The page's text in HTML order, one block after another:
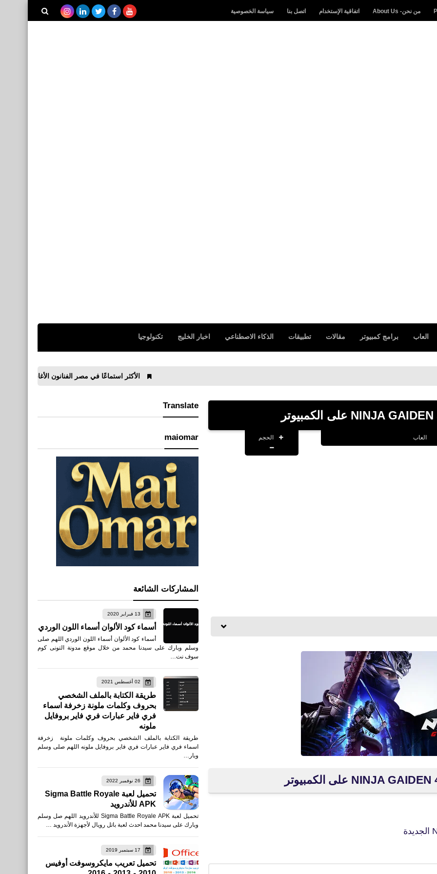
من نحن- About Us اتفاقية الإستخدام اتصل بنا سياسة الخصوصية
العاب برامج كمبيوتر مقالات تطبيقات الذكاء الاصطناعي اخبار الخليج تكنولوجيا
الأكثر استماعًا في مصر الفنانون الأغاني الألبومات لعام 2021
العاب الحجم
Translate
maiomar
المشاركات الشائعة
13 فبراير 2020
أسماء كود الألوان أسماء اللون الوردي
أسماء كود الألوان أسماء اللون الوردي اللهم صلى
وسلم وبارك على سيدنا محمد من خلال موقع مدونة التونى كوم
سوف نت…
02 أغسطس 2021
طريقة الكتابة بالملف الشخصي
بحروف وكلمات ملونة زخرفة اسماء
فري فاير عبارات فري فاير بروفايل
ملونه
طريقة الكتابة بالملف الشخصي بحروف وكلمات ملونة زخرفة
اسماء فري فاير عبارات فري فاير بروفايل ملونه اللهم صلى وسلم
وبار…
26 نوفمبر 2022
تحميل لعبة Sigma Battle Royale
APK للأندرويد
تحميل لعبة Sigma Battle Royale APK للأندرويد اللهم صل وسلم
وبارك على سيدنا محمد احدث لعبة باتل رويال لأجهزة الأندرويد …
17 سبتمبر 2019
تحميل تعريب مايكروسوفت أوفيس